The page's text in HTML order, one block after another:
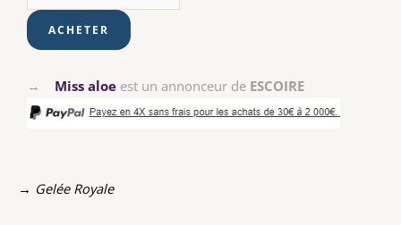
→ Miss aloe est un annonceur de ESCOIRE
→ Gelée Royale